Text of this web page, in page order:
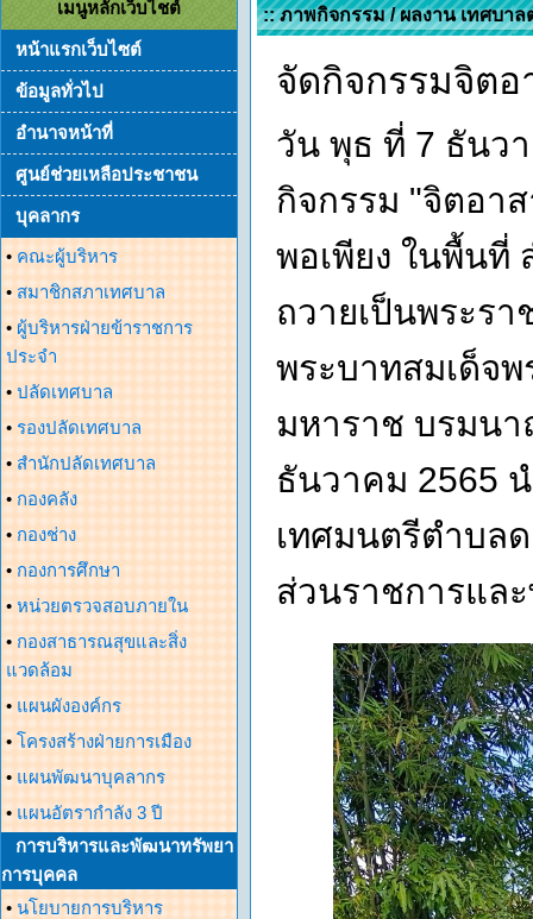
เมนูหลักเว็บไชต์
หน้าแรกเว็บไซต์
ข้อมูลทั่วไป
อำนาจหน้าที่
ศูนย์ช่วยเหลือประชาชน
บุคลากร
• คณะผู้บริหาร
• สมาชิกสภาเทศบาล
• ผู้บริหารฝ่ายข้าราชการ
ประจำ
• ปลัดเทศบาล
• รองปลัดเทศบาล
• สำนักปลัดเทศบาล
• กองคลัง
• กองช่าง
• กองการศึกษา
• หน่วยตรวจสอบภายใน
• กองสาธารณสุขและสิ่ง
แวดล้อม
• แผนผังองค์กร
• โครงสร้างฝ่ายการเมือง
• แผนพัฒนาบุคลากร
• แผนอัตรากำลัง 3 ปี
การบริหารและพัฒนาทรัพยา
การบุคคล
• นโยบายการบริหาร
:: ภาพกิจกรรม / ผลงาน เทศบา
จัดกิจกรรมจิตอ
วัน พุธ ที่ 7 ธันว
กิจกรรม "จิตอา
พอเพียง ในพื้นที่
ถวายเป็นพระร
พระบาทสมเด็จ
มหาราช บรมน
ธันวาคม 2565
เทศมนตรีตำบล
ส่วนราชการแล